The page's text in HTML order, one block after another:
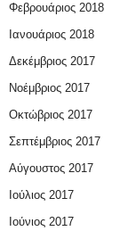
Φεβρουάριος 2018
Ιανουάριος 2018
Δεκέμβριος 2017
Νοέμβριος 2017
Οκτώβριος 2017
Σεπτέμβριος 2017
Αύγουστος 2017
Ιούλιος 2017
Ιούνιος 2017